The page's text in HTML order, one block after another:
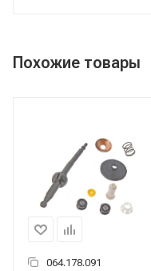
Похожие товары
064.178.091